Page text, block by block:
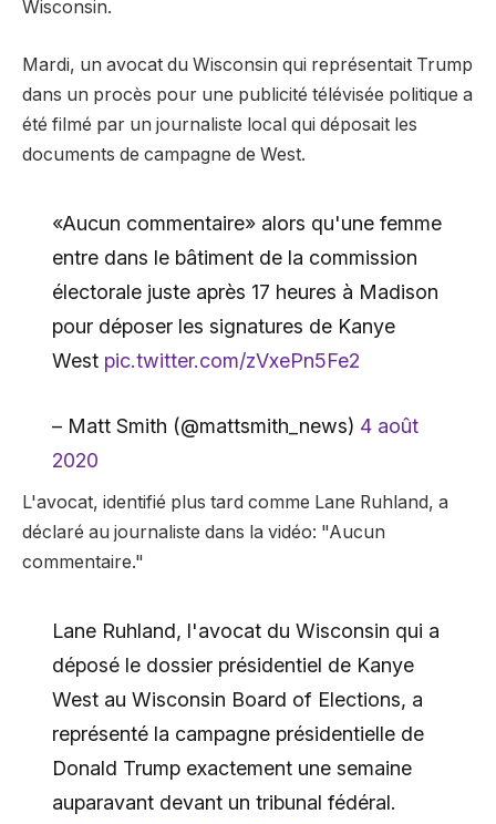
Wisconsin.
Mardi, un avocat du Wisconsin qui représentait Trump
dans un procès pour une publicité télévisée politique a
été filmé par un journaliste local qui déposait les
documents de campagne de West.
«Aucun commentaire» alors qu'une femme
entre dans le bâtiment de la commission
électorale juste après 17 heures à Madison
pour déposer les signatures de Kanye
West pic.twitter.com/zVxePn5Fe2
– Matt Smith (@mattsmith_news) 4 août
2020
L'avocat, identifié plus tard comme Lane Ruhland, a
déclaré au journaliste dans la vidéo: "Aucun
commentaire."
Lane Ruhland, l'avocat du Wisconsin qui a
déposé le dossier présidentiel de Kanye
West au Wisconsin Board of Elections, a
représenté la campagne présidentielle de
Donald Trump exactement une semaine
auparavant devant un tribunal fédéral.